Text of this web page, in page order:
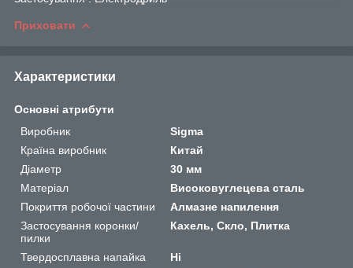
Приховати
Характеристики
Основні атрибути
Виробник
Sigma
Країна виробник
Китай
Діаметр
30 мм
Матеріал
Високовуглецева сталь
Покриття робочої частини
Алмазне напилення
Застосування коронки/
пилки
Кахель, Скло, Плитка
Твердосплавна напайка
Ні